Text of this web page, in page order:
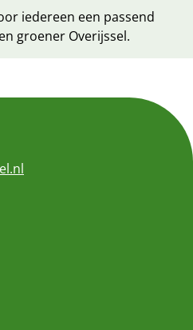
iedereen een passend
groener Overijssel.